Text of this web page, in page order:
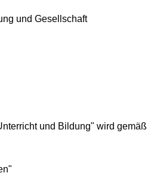
und Gesellschaft
und Bildung" wird gemäß